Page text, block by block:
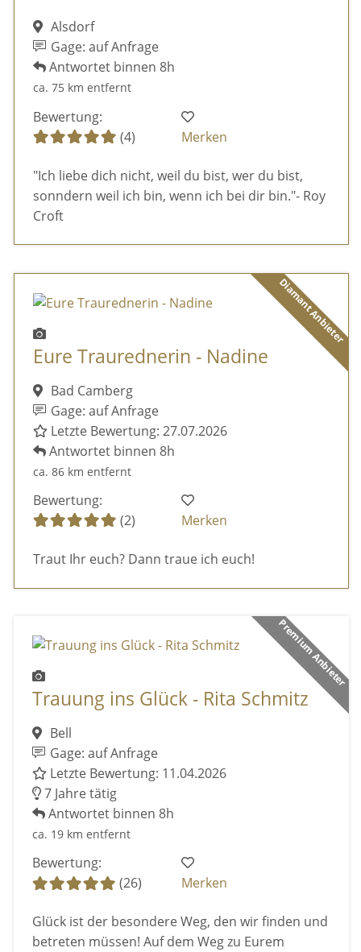
Alsdorf
Gage: auf Anfrage
Antwortet binnen 8h
ca. 75 km entfernt
Bewertung:
(4)
Merken
"Ich liebe dich nicht, weil du bist, wer du bist,
sonndern weil ich bin, wenn ich bei dir bin."- Roy
Croft
Diamant Anbieter
Eure Traurednerin - Nadine
Bad Camberg
Gage: auf Anfrage
Letzte Bewertung: 27.07.2026
Antwortet binnen 8h
ca. 86 km entfernt
Bewertung:
(2)
Merken
Traut Ihr euch? Dann traue ich euch!
Premium Anbieter
Trauung ins Glück - Rita Schmitz
Bell
Gage: auf Anfrage
Letzte Bewertung: 11.04.2026
7 Jahre tätig
Antwortet binnen 8h
ca. 19 km entfernt
Bewertung:
(26)
Merken
Glück ist der besondere Weg, den wir finden und
betreten müssen! Auf dem Weg zu Eurem